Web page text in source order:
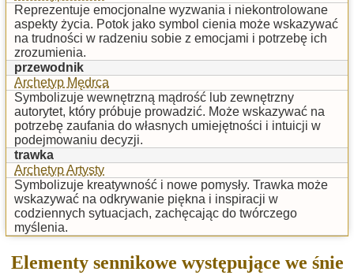
Reprezentuje emocjonalne wyzwania i niekontrolowane
aspekty życia. Potok jako symbol cienia może wskazywać
na trudności w radzeniu sobie z emocjami i potrzebę ich
zrozumienia.
przewodnik
Archetyp Mędrca
Symbolizuje wewnętrzną mądrość lub zewnętrzny
autorytet, który próbuje prowadzić. Może wskazywać na
potrzebę zaufania do własnych umiejętności i intuicji w
podejmowaniu decyzji.
trawka
Archetyp Artysty
Symbolizuje kreatywność i nowe pomysły. Trawka może
wskazywać na odkrywanie piękna i inspiracji w
codziennych sytuacjach, zachęcając do twórczego
myślenia.
Elementy sennikowe występujące we śnie